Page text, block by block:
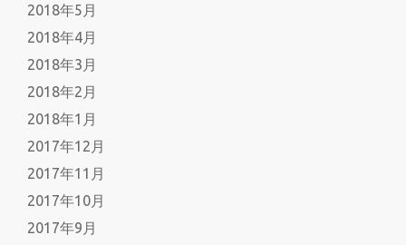
2018年5月
2018年4月
2018年3月
2018年2月
2018年1月
2017年12月
2017年11月
2017年10月
2017年9月